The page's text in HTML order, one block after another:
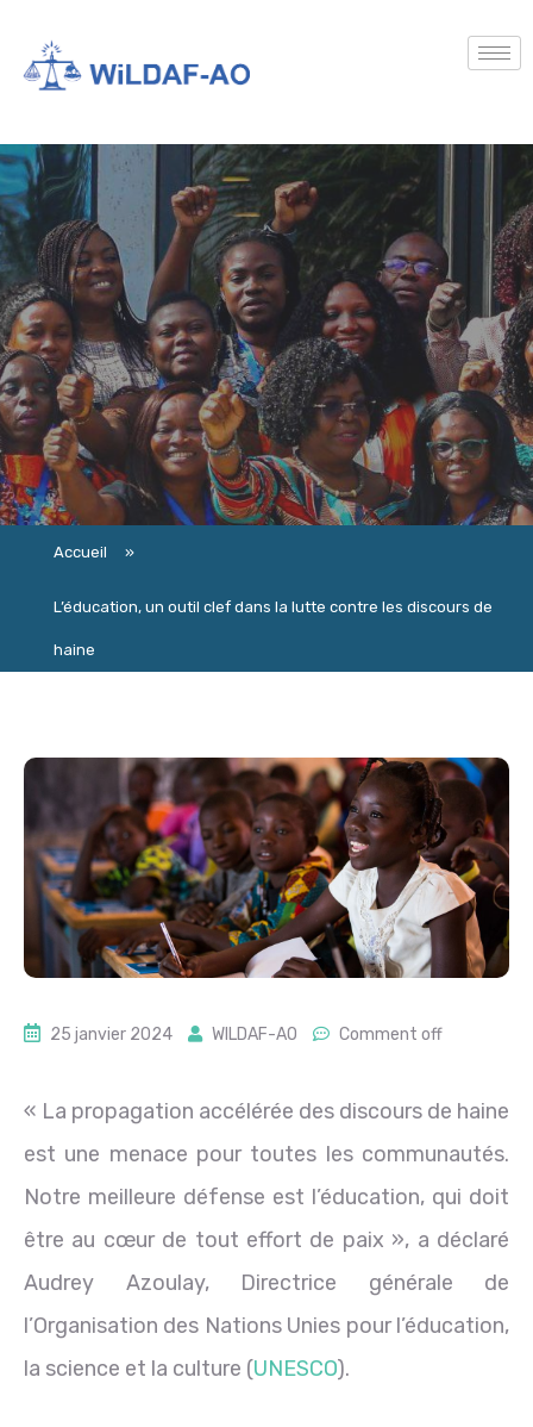
Accueil »
L’éducation, un outil clef dans la lutte contre les discours de
haine
25 janvier 2024 WILDAF-AO Comment off
« La propagation accélérée des discours de haine
est une menace pour toutes les communautés.
Notre meilleure défense est l’éducation, qui doit
être au cœur de tout effort de paix », a déclaré
Audrey Azoulay, Directrice générale de
l’Organisation des Nations Unies pour l’éducation,
la science et la culture (UNESCO).